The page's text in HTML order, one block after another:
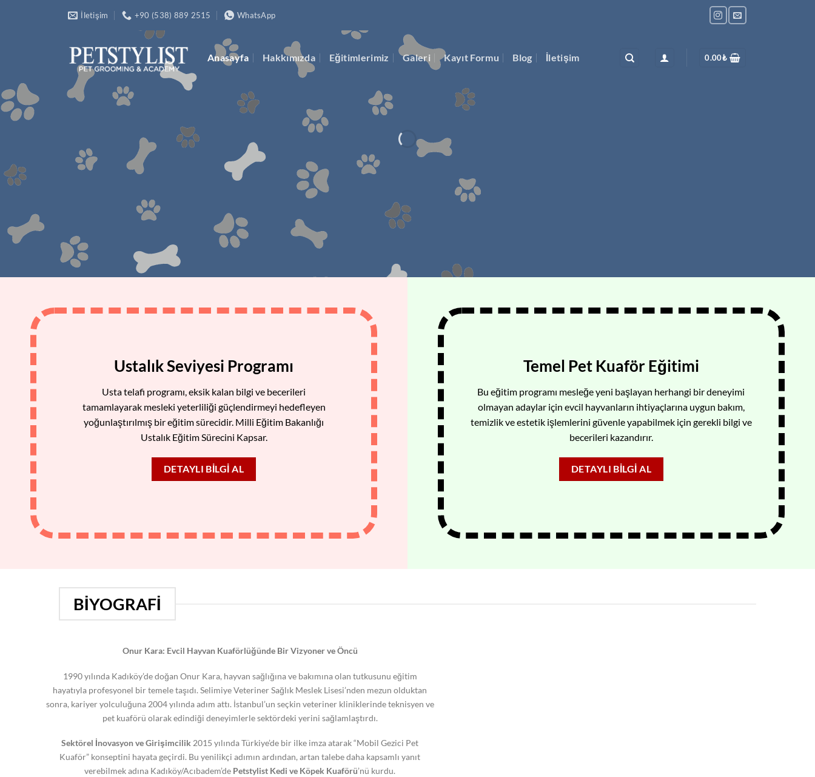
İletişim +90 (538) 889 2515 WhatsApp
Anasayfa Hakkımızda Eğitimlerimiz Galeri Kayıt Formu Blog İletişim 0.00₺
Pet Kuaför Eğitim Merkezi
Üniversite onaylı eğitimler
M.E.B onaylı Eğitimler
İletişime Geç
Ustalık Seviyesi Programı
Usta telafi programı, eksik kalan bilgi ve becerileri
tamamlayarak mesleki yeterliliği güçlendirmeyi hedefleyen
yoğunlaştırılmış bir eğitim sürecidir. Milli Eğitim Bakanlığı
Ustalık Eğitim Sürecini Kapsar.
DETAYLI BILGI AL
Temel Pet Kuaför Eğitimi
Bu eğitim programı mesleğe yeni başlayan herhangi bir deneyimi
olmayan adaylar için evcil hayvanların ihtiyaçlarına uygun bakım,
temizlik ve estetik işlemlerini güvenle yapabilmek için gerekli bilgi ve
becerileri kazandırır.
DETAYLI BILGI AL
BIYOGRAFI
Onur Kara: Evcil Hayvan Kuaförlüğünde Bir Vizyoner ve Öncü
1990 yılında Kadıköy’de doğan Onur Kara, hayvan sağlığına ve bakımına olan tutkusunu eğitim
hayatıyla profesyonel bir temele taşıdı. Selimiye Veteriner Sağlık Meslek Lisesi’nden mezun olduktan
sonra, kariyer yolculuğuna 2004 yılında adım attı. İstanbul’un seçkin veteriner kliniklerinde teknisyen ve
pet kuaförü olarak edindiği deneyimlerle sektördeki yerini sağlamlaştırdı.
Sektörel İnovasyon ve Girişimcilik2015 yılında Türkiye’de bir ilke imza atarak “Mobil Gezici Pet
Kuaför” konseptini hayata geçirdi. Bu yenilikçi adımın ardından, artan talebe daha kapsamlı yanıt
verebilmek adına Kadıköy/Acıbadem’de Petstylist Kedi ve Köpek Kuaförü’nü kurdu.